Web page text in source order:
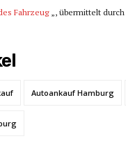
Fahrzeug„, übermittelt durch
Autoankauf Hamburg